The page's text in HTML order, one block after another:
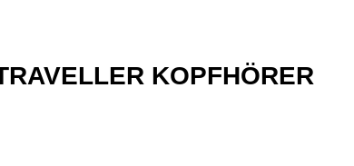
KOPFHÖRER